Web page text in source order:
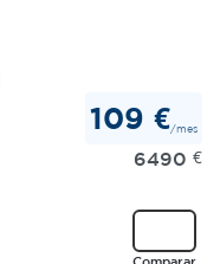
109 €/mes
6490 €